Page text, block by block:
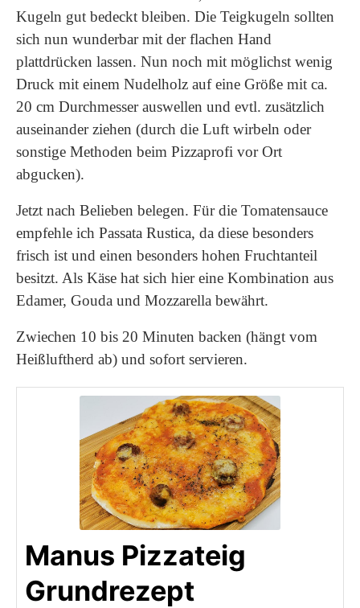
Kugeln gut bedeckt bleiben. Die Teigkugeln sollten
sich nun wunderbar mit der flachen Hand
plattdrücken lassen. Nun noch mit möglichst wenig
Druck mit einem Nudelholz auf eine Größe mit ca.
20 cm Durchmesser auswellen und evtl. zusätzlich
auseinander ziehen (durch die Luft wirbeln oder
sonstige Methoden beim Pizzaprofi vor Ort
abgucken).
Jetzt nach Belieben belegen. Für die Tomatensauce
empfehle ich Passata Rustica, da diese besonders
frisch ist und einen besonders hohen Fruchtanteil
besitzt. Als Käse hat sich hier eine Kombination aus
Edamer, Gouda und Mozzarella bewährt.
Zwiechen 10 bis 20 Minuten backen (hängt vom
Heißluftherd ab) und sofort servieren.
Manus Pizzateig
Grundrezept